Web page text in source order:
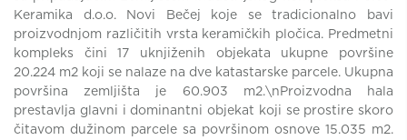
Keramika d.o.o. Novi Bečej koje se tradicionalno bavi
proizvodnjom različitih vrsta keramičkih pločica. Predmetni
kompleks čini 17 uknjiženih objekata ukupne površine
20.224 m2 koji se nalaze na dve katastarske parcele. Ukupna
površina zemljišta je 60.903 m2.\nProizvodna hala
prestavlja glavni i dominantni objekat koji se prostire skoro
čitavom dužinom parcele sa površinom osnove 15.035 m2.